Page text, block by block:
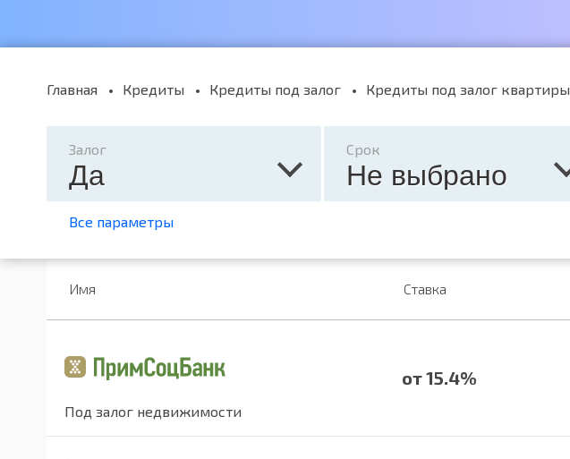
Главная Кредиты Кредиты под залог Кредиты под залог квартиры
Залог
Да
Срок
Не выбрано
Все параметры
Имя Ставка
Под залог недвижимости
от 15.4%